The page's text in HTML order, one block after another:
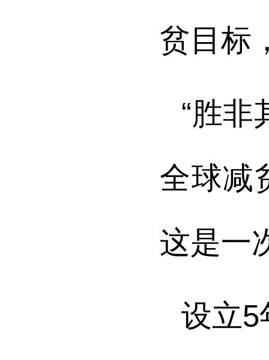
贫目标
“胜非
全球减
这是一
设立5